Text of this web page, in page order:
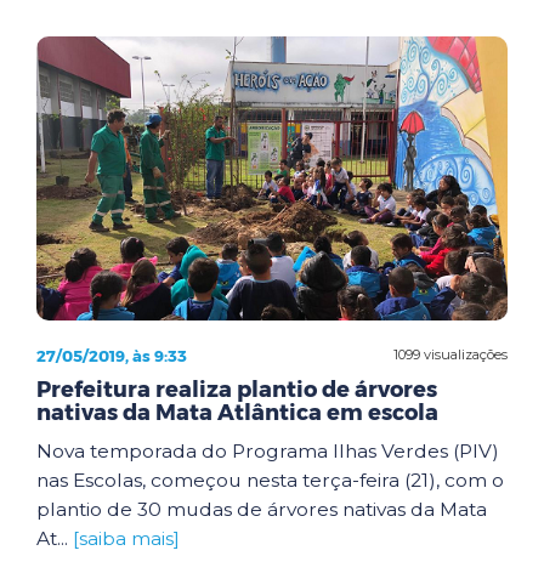
1099 visualizações
27/05/2019, às 9:33
Prefeitura realiza plantio de árvores
nativas da Mata Atlântica em escola
Nova temporada do Programa Ilhas Verdes (PIV)
nas Escolas, começou nesta terça-feira (21), com o
plantio de 30 mudas de árvores nativas da Mata
At... [saiba mais]